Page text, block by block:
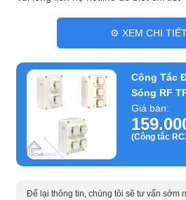
⚙️ XEM CHI
Công Tắc
Sóng RF
Giá bán:
(Công tắc
Để lại thông tin, chúng tôi sẽ tư vấn sớm